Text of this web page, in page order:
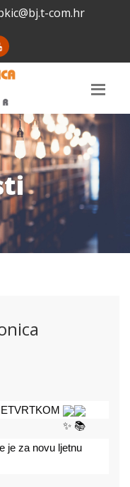
com.hr
je za novu ljetnu